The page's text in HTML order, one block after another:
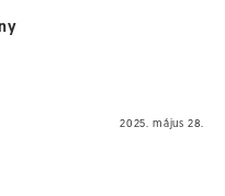
2025. május 28.